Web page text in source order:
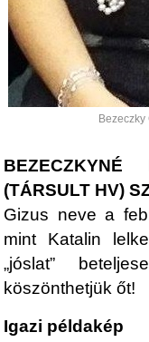
(TÁRSULT HV)
Gizus neve a
mint Katalin
„jóslat”
köszönthetjük őt!
Igazi példakép